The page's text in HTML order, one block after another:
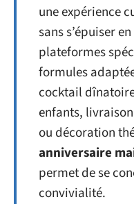
une expérience
sans s’épuiser
plateformes
formules
cocktail
enfants,
ou décoration
anniversaire
permet de se
convivialité.